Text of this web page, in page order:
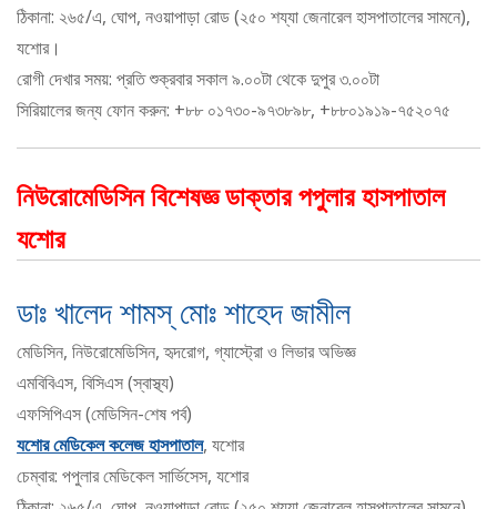
ঠিকানা: ২৬৫/এ, ঘোপ, নওয়াপাড়া রোড (২৫০ শয্যা জেনারেল হাসপাতালের সামনে),
যশোর।
রোগী দেখার সময়: প্রতি শুক্রবার সকাল ৯.০০টা থেকে দুপুর ৩.০০টা
সিরিয়ালের জন্য ফোন করুন: +৮৮ ০১৭৩০-৯৭৩৮৯৮, +৮৮০১৯১৯-৭৫২০৭৫
নিউরোমেডিসিন বিশেষজ্ঞ ডাক্তার পপুলার হাসপাতাল
যশোর
ডাঃ খালেদ শামস্ মোঃ শাহেদ জামীল
মেডিসিন, নিউরোমেডিসিন, হৃদরোগ, গ্যাস্ট্রো ও লিভার অভিজ্ঞ
এমবিবিএস, বিসিএস (স্বাস্থ্য)
এফসিপিএস (মেডিসিন-শেষ পর্ব)
যশোর মেডিকেল কলেজ হাসপাতাল, যশোর
চেম্বার: পপুলার মেডিকেল সার্ভিসেস, যশোর